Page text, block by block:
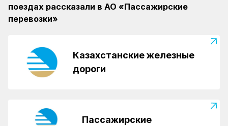
поездах рассказали в АО «Пассажирские
перевозки»
Казахстанские железные
дороги
Пассажирские